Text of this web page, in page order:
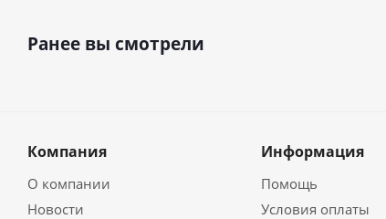
Ранее вы смотрели
Компания
О компании
Новости
Информация
Помощь
Условия оплаты